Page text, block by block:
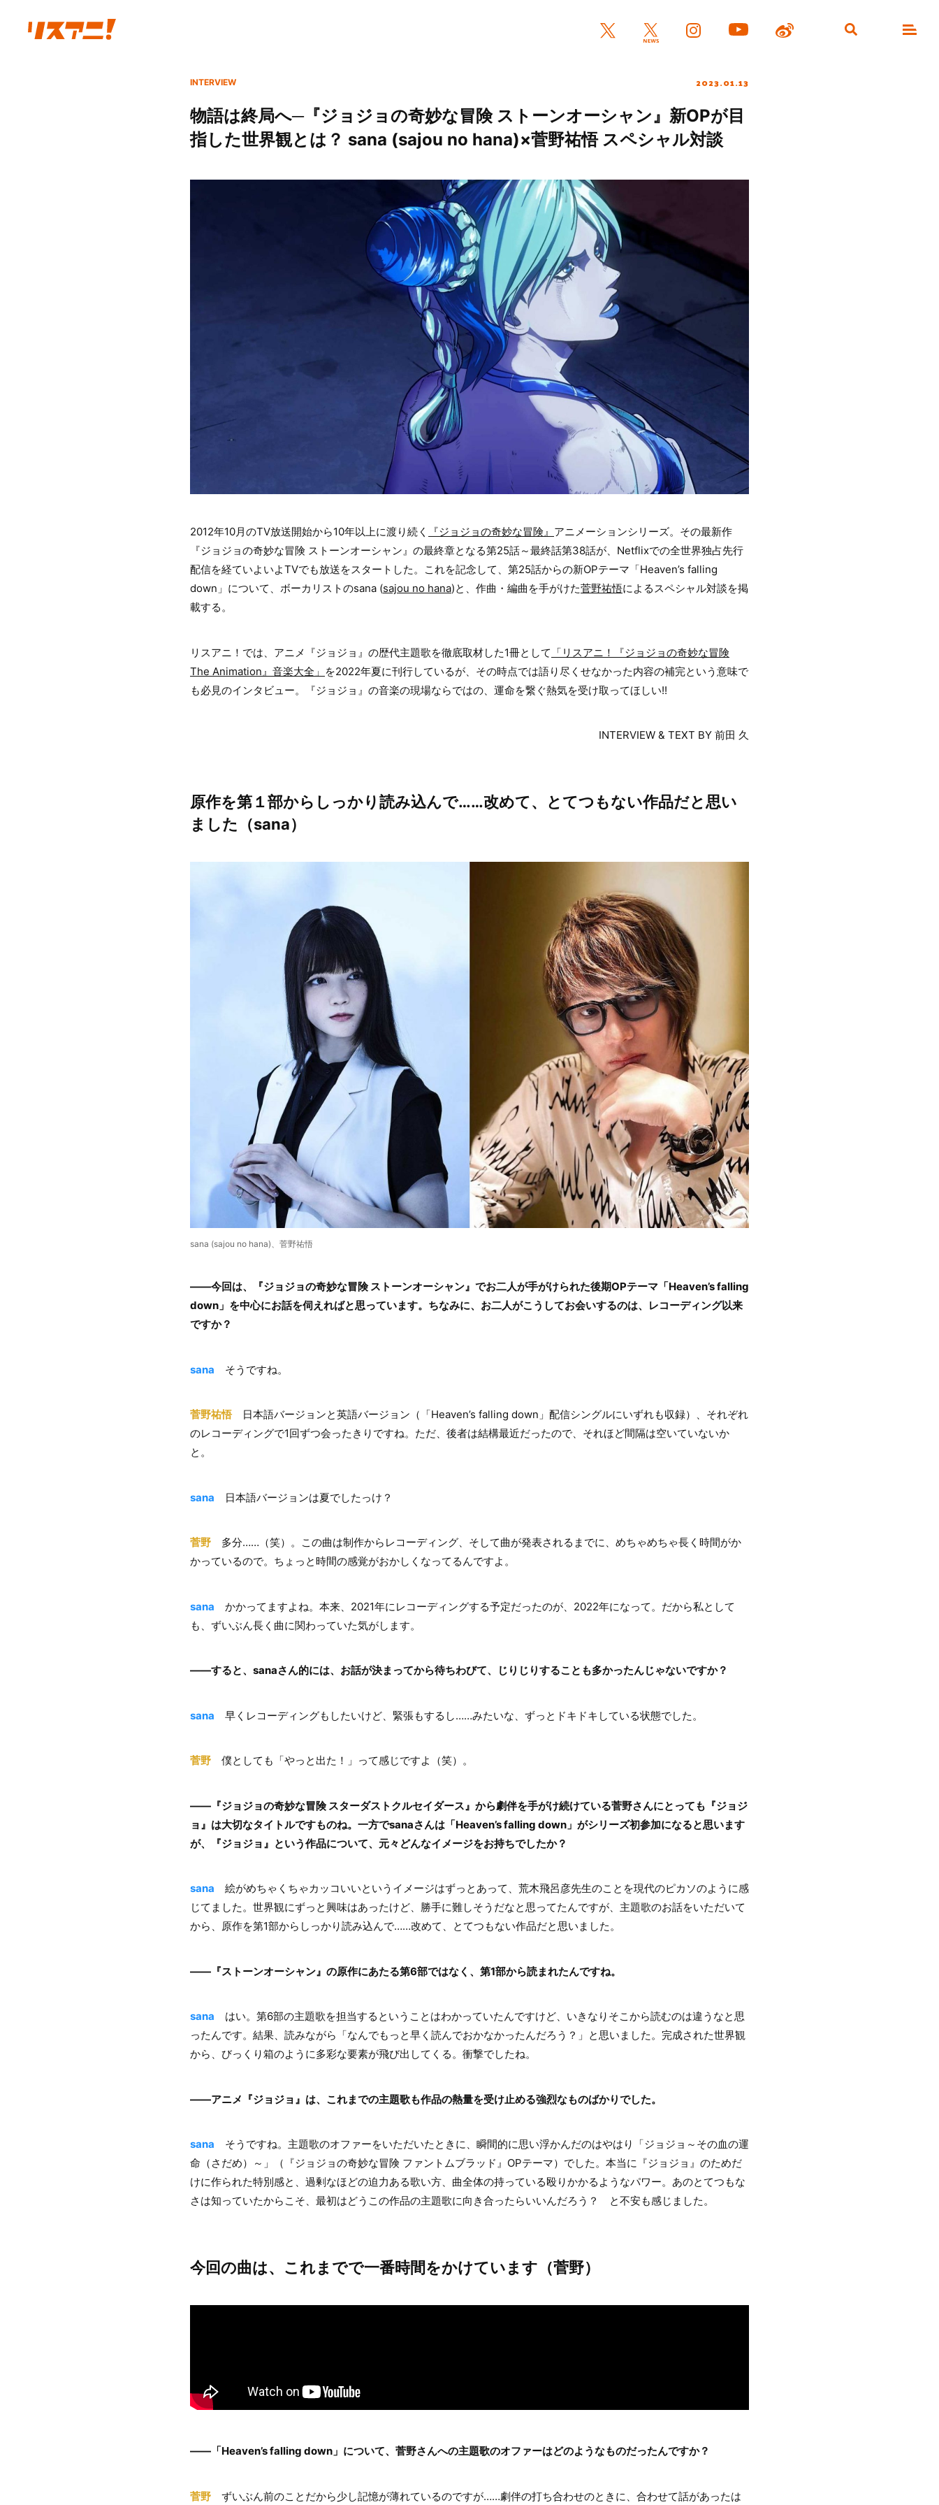
INTERVIEW 2023.01.13
物語は終局へ─『ジョジョの奇妙な冒険 ストーンオーシャン』新OPが目
指した世界観とは？ sana (sajou no hana)×菅野祐悟 スペシャル対談
2012年10月のTV放送開始から10年以上に渡り続く 『ジョジョの奇妙な冒険』 アニメーションシリーズ。その最新作
『ジョジョの奇妙な冒険 ストーンオーシャン』の最終章となる第25話～最終話第38話が、Netflixでの全世界独占先行
配信を経ていよいよTVでも放送をスタートした。これを記念して、第25話からの新OPテーマ「Heaven’s falling
down」について、ボーカリストのsana (sajou no hana)と、作曲・編曲を手がけた菅野祐悟によるスペシャル対談を掲
載する。
リスアニ！では、アニメ『ジョジョ』の歴代主題歌を徹底取材した1冊として 「リスアニ！『ジョジョの奇妙な冒険
The Animation』音楽大全」 を2022年夏に刊行しているが、その時点では語り尽くせなかった内容の補完という意味で
も必見のインタビュー。『ジョジョ』の音楽の現場ならではの、運命を繋ぐ熱気を受け取ってほしい!!
INTERVIEW & TEXT BY 前田 久
原作を第１部からしっかり読み込んで……改めて、とてつもない作品だと思い
ました（sana）
sana (sajou no hana)、菅野祐悟
――今回は、『ジョジョの奇妙な冒険 ストーンオーシャン』でお二人が手がけられた後期OPテーマ「Heaven’s falling
down」を中心にお話を伺えればと思っています。ちなみに、お二人がこうしてお会いするのは、レコーディング以来
ですか？
sana そうですね。
菅野祐悟日本語バージョンと英語バージョン（「Heaven’s falling down」配信シングルにいずれも収録）、それぞれ
のレコーディングで1回ずつ会ったきりですね。ただ、後者は結構最近だったので、それほど間隔は空いていないか
と。
sana 日本語バージョンは夏でしたっけ？
菅野 多分……（笑）。この曲は制作からレコーディング、そして曲が発表されるまでに、めちゃめちゃ長く時間がか
かっているので。ちょっと時間の感覚がおかしくなってるんですよ。
sana かかってますよね。本来、2021年にレコーディングする予定だったのが、2022年になって。だから私として
も、ずいぶん長く曲に関わっていた気がします。
――すると、sanaさん的には、お話が決まってから待ちわびて、じりじりすることも多かったんじゃないですか？
sana 早くレコーディングもしたいけど、緊張もするし……みたいな、ずっとドキドキしている状態でした。
菅野 僕としても「やっと出た！」って感じですよ（笑）。
――『ジョジョの奇妙な冒険 スターダストクルセイダース』から劇伴を手がけ続けている菅野さんにとっても『ジョジ
ョ』は大切なタイトルですものね。一方でsanaさんは「Heaven’s falling down」がシリーズ初参加になると思います
が、『ジョジョ』という作品について、元々どんなイメージをお持ちでしたか？
sana 絵がめちゃくちゃカッコいいというイメージはずっとあって、荒木飛呂彦先生のことを現代のピカソのように感
じてました。世界観にずっと興味はあったけど、勝手に難しそうだなと思ってたんですが、主題歌のお話をいただいて
から、原作を第1部からしっかり読み込んで……改めて、とてつもない作品だと思いました。
――『ストーンオーシャン』の原作にあたる第6部ではなく、第1部から読まれたんですね。
sana はい。第6部の主題歌を担当するということはわかっていたんですけど、いきなりそこから読むのは違うなと思
ったんです。結果、読みながら「なんでもっと早く読んでおかなかったんだろう？」と思いました。完成された世界観
から、びっくり箱のように多彩な要素が飛び出してくる。衝撃でしたね。
――アニメ『ジョジョ』は、これまでの主題歌も作品の熱量を受け止める強烈なものばかりでした。
sana そうですね。主題歌のオファーをいただいたときに、瞬間的に思い浮かんだのはやはり「ジョジョ～その血の運
命（さだめ）～」（『ジョジョの奇妙な冒険 ファントムブラッド』OPテーマ）でした。本当に『ジョジョ』のためだ
けに作られた特別感と、過剰なほどの迫力ある歌い方、曲全体の持っている殴りかかるようなパワー。あのとてつもな
さは知っていたからこそ、最初はどうこの作品の主題歌に向き合ったらいいんだろう？ と不安も感じました。
今回の曲は、これまでで一番時間をかけています（菅野）
――「Heaven’s falling down」について、菅野さんへの主題歌のオファーはどのようなものだったんですか？
菅野 ずいぶん前のことだから少し記憶が薄れているのですが……劇伴の打ち合わせのときに、合わせて話があったは